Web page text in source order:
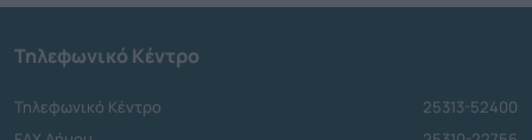
Τηλεφωνικό Κέντρο
Τηλεφωνικό Κέντρο
25313-52400